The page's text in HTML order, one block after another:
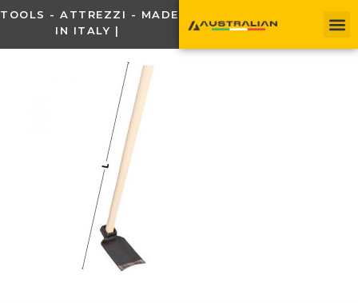
TOOLS - ATTREZZI - MADE
IN ITALY |